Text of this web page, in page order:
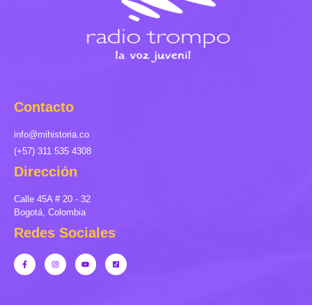
Contacto
info@mihistoria.co
(+57) 311 535 4308
Dirección
Calle 45A # 20 - 32
Bogotá, Colombia
Redes Sociales